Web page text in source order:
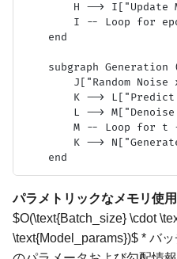
H --> I["Update
I -- Loop for
    end
subgraph Generation
J["Random Noise
K -->
L -->
M -- Loop for t
K -->
パラメトリックなメモリ使
$O(\text{Batch_size} \cdot
\text{Model_params})$ * バ